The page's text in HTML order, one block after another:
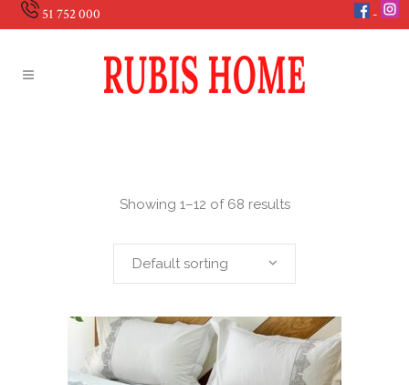
51 752 000
Showing 1–12 of 68 results
Default sorting